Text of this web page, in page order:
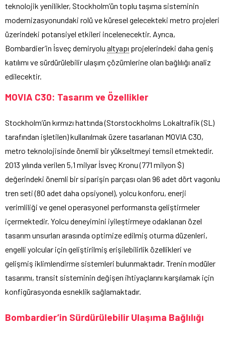
teknolojik yenilikler, Stockholm’ün toplu taşıma sisteminin
modernizasyonundaki rolü ve küresel gelecekteki metro projeleri
üzerindeki potansiyel etkileri incelenecektir. Ayrıca,
Bombardier’in İsveç demiryolu altyapı projelerindeki daha geniş
katılımı ve sürdürülebilir ulaşım çözümlerine olan bağlılığı analiz
edilecektir.
MOVIA C30: Tasarım ve Özellikler
Stockholm’ün kırmızı hattında (Storstockholms Lokaltrafik (SL)
tarafından işletilen) kullanılmak üzere tasarlanan MOVIA C30,
metro teknolojisinde önemli bir yükseltmeyi temsil etmektedir.
2013 yılında verilen 5,1 milyar İsveç Kronu (771 milyon $)
değerindeki önemli bir siparişin parçası olan 96 adet dört vagonlu
tren seti (80 adet daha opsiyonel), yolcu konforu, enerji
verimliliği ve genel operasyonel performansta geliştirmeler
içermektedir. Yolcu deneyimini iyileştirmeye odaklanan özel
tasarım unsurları arasında optimize edilmiş oturma düzenleri,
engelli yolcular için geliştirilmiş erişilebilirlik özellikleri ve
gelişmiş iklimlendirme sistemleri bulunmaktadır. Trenin modüler
tasarımı, transit sisteminin değişen ihtiyaçlarını karşılamak için
konfigürasyonda esneklik sağlamaktadır.
Bombardier’in Sürdürülebilir Ulaşıma Bağlılığı